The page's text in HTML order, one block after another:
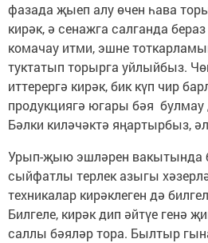
фазада җыеп алу өчен һава
кирәк, ә сенажга салганда
комачау итми, эшне
туктатып торырга уйлыйбыз.
иттерергә кирәк, бик күп чир
продукциягә югары бәя булмау
Бәлки киләчәктә яңартырбыз,
Урып-җыю эшләрен вакытында
сыйфатлы терлек азыгы
техникалар кирәклеген дә
Билгеле, кирәк дип әйтүе генә
саллы бәяләр тора. Былтыр